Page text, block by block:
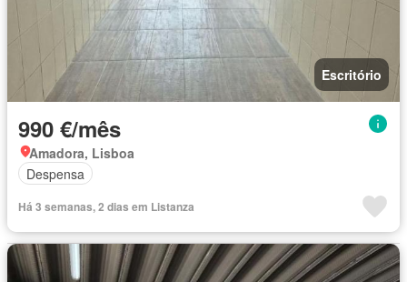
Escritório
990 €/mês
Amadora, Lisboa
Despensa
Há 3 semanas, 2 dias em Listanza